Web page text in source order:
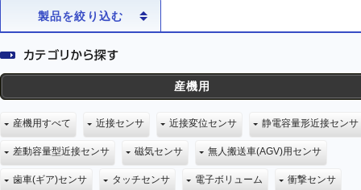
製品を絞り込む
産機用
産機用すべて 近接センサ 近接変位センサ 静電容量形近接センサ
差動容量型近接センサ 磁気センサ 無人搬送車(AGV)用センサ
歯車(ギア)センサ タッチセンサ 電子ボリューム 衝撃センサ